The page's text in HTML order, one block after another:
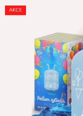
produktu
hvězdiček.
AKCE